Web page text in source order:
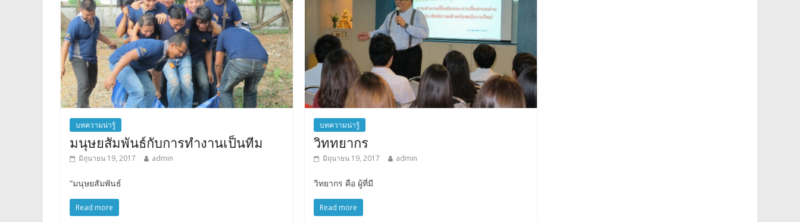
บทความน่ารู้
มนุษยสัมพันธ์กับการทำงานเป็นทีม
มิถุนายน 19, 2017 admin
“มนุษยสัมพันธ์
Read more
บทความน่ารู้
วิททยากร
มิถุนายน 19, 2017 admin
วิทยากร คือ ผู้ที่มี
Read more